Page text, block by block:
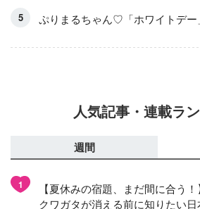
ぷりまるちゃん♡「ホワイトデー
人気記事・連載ラ
週間
1
【夏休みの宿題、まだ間に合う
クワガタが消える前に知りたい